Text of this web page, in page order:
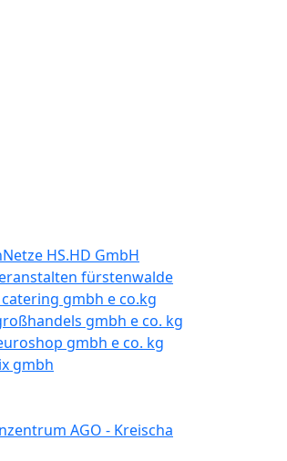
HS.HD GmbH
fürstenwalde
gmbh e co.kg
gmbh e co. kg
gmbh e co. kg
gmbh
AGO - Kreischa